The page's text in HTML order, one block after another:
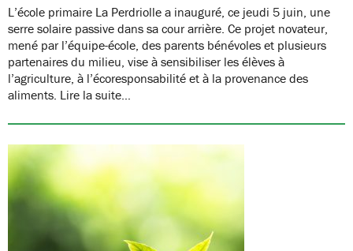
L’école primaire La Perdriolle a inauguré, ce jeudi 5 juin, une
serre solaire passive dans sa cour arrière. Ce projet novateur,
mené par l’équipe-école, des parents bénévoles et plusieurs
partenaires du milieu, vise à sensibiliser les élèves à
l’agriculture, à l’écoresponsabilité et à la provenance des
aliments. Lire la suite…